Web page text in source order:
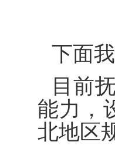
下面
目前
能力，
北地区